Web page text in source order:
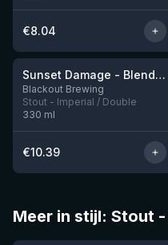
€8.04
Nog 1Sunset Damage - Blend Bourbon & Port BA
Blackout Brewing
Stout - Imperial / Double
330 ml
€10.39
Meer in stijl: Stout
★3.95